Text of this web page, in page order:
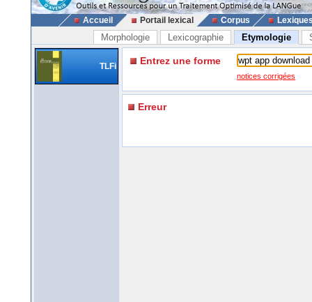
Accueil Portail lexical Corpus
Morphologie Lexicographie Etymologie
TLFi Entrez une forme
notices corrigées
Erreur